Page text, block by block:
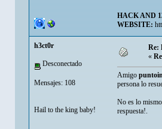
HACK AND
WEBSITE:
h3ct0r
Desconectado
Mensajes: 108
Hail to the king baby!
Re:
«
Amigo
persona lo
No es lo
respuesta!.